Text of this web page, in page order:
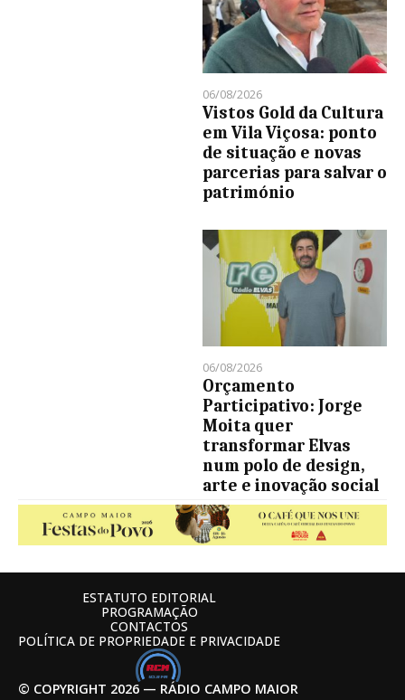
06/08/2026
Vistos Gold da Cultura
em Vila Viçosa: ponto
de situação e novas
parcerias para salvar o
património
06/08/2026
Orçamento
Participativo: Jorge
Moita quer
transformar Elvas
num polo de design,
arte e inovação social
© COPYRIGHT 2026 — RÁDIO CAMPO MAIOR
ESTATUTO EDITORIAL
PROGRAMAÇÃO
CONTACTOS
POLÍTICA DE PROPRIEDADE E PRIVACIDADE